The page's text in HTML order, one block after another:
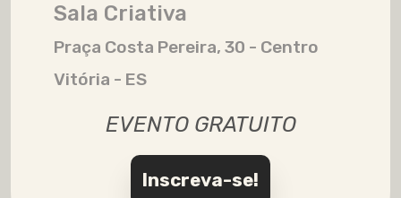
Sala Criativa
Praça Costa Pereira, 30 - Centro
Vitória - ES
EVENTO GRATUITO
Inscreva-se!